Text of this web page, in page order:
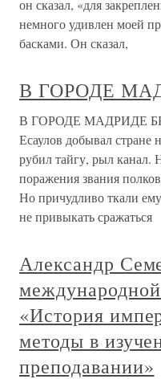
он сказал, «для
немного удивлен моей
басками. Он сказал,
В ГОРОДЕ
В ГОРОДЕ МАДРИДЕ
Есаулов добывал стране
рубил тайгу, рыл канал.
поражения звания
Но причудливо ткали
не привыкать сражаться
Александр
«История
методы в
преподавании»